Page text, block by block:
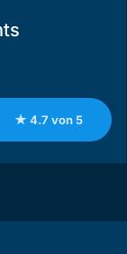
★ 4.7 von 5